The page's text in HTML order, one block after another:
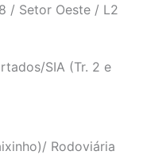
/ Setor Oeste / L2
SIA (Tr. 2 e
Rodoviária